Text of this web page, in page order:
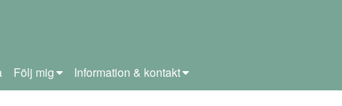
Följ mig Information & kontakt